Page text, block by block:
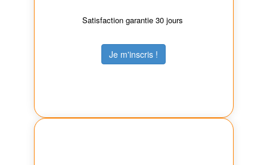
Satisfaction garantie 30 jours
Je m'inscris !